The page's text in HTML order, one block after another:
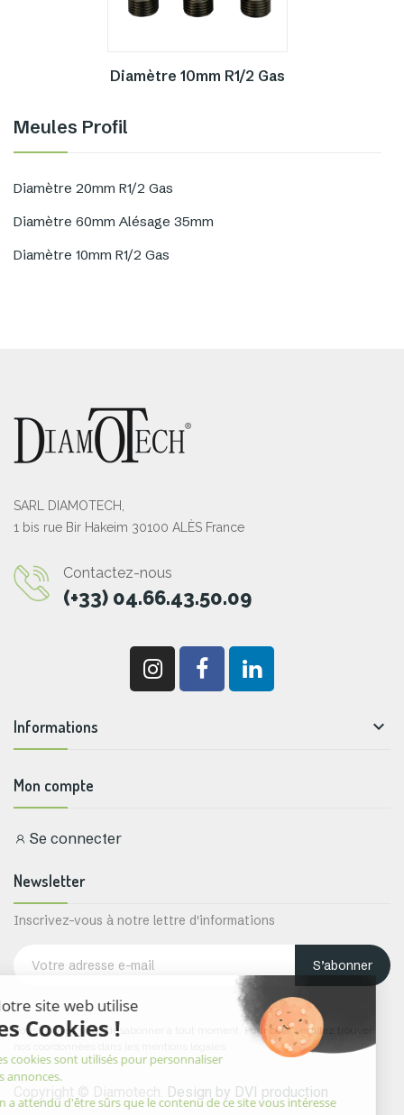
Meules Profil
Diamètre 20mm R1/2 Gas
Diamètre 60mm Alésage 35mm
Diamètre 10mm R1/2 Gas
Diamètre 10mm R1/2 Gas
SARL DIAMOTECH,
1 bis rue Bir Hakeim 30100 ALÈS France
Contactez-nous
(+33) 04.66.43.50.09
Informations 
Mon compte
Se connecter
Newsletter
Inscrivez-vous à notre lettre d'informations
S’abonner
Vous pouvez vous désabonner à tout moment. Pour cela, veuillez trouver
Design by DVI production